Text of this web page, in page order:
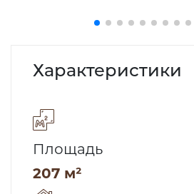
Характеристики
Площадь
207 м²